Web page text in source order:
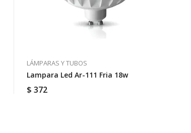
LÁMPARAS Y TUBOS
Lampara Led Ar-111 Fria 18w
$ 372